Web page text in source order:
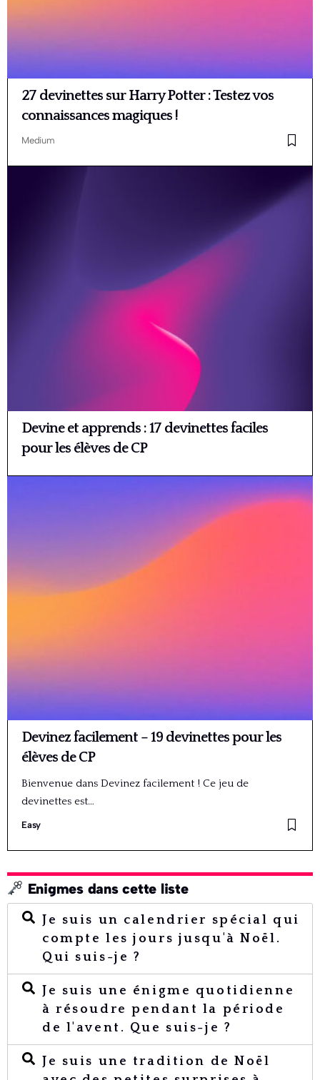
27 devinettes sur Harry Potter : Testez vos
connaissances magiques !
Medium
Devine et apprends : 17 devinettes faciles
pour les élèves de CP
Devinez facilement – 19 devinettes pour les
élèves de CP
Bienvenue dans Devinez facilement ! Ce jeu de
devinettes est…
Easy
Enigmes dans cette liste
Je suis un calendrier spécial qui
compte les jours jusqu'à Noël.
Qui suis-je ?
Je suis une énigme quotidienne
à résoudre pendant la période
de l'avent. Que suis-je ?
Je suis une tradition de Noël